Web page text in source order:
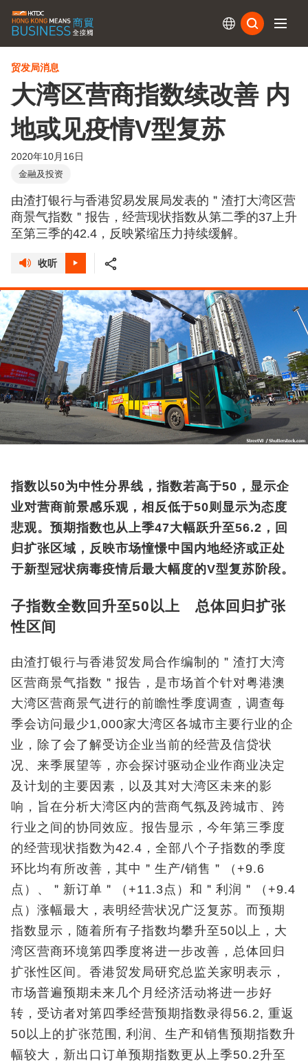
贸发局消息
大湾区营商指数续改善 内
地或见疫情V型复苏
2020年10月16日
金融及投资
由渣打银行与香港贸易发展局发表的＂渣打大湾区营
商景气指数＂报告，经营现状指数从第二季的37上升
至第三季的42.4，反映紧缩压力持续缓解。
收听
指数以50为中性分界线，指数若高于50，显示企
业对营商前景感乐观，相反低于50则显示为态度
悲观。预期指数也从上季47大幅跃升至56.2，回
归扩张区域，反映市场憧憬中国内地经济或正处
于新型冠状病毒疫情后最大幅度的V型复苏阶段。
子指数全数回升至50以上 总体回归扩张
性区间
由渣打银行与香港贸发局合作编制的＂渣打大湾
区营商景气指数＂报告，是市场首个针对粤港澳
大湾区营商景气进行的前瞻性季度调查，调查每
季会访问最少1,000家大湾区各城市主要行业的企
业，除了会了解受访企业当前的经营及信贷状
况、来季展望等，亦会探讨驱动企业作商业决定
及计划的主要因素，以及其对大湾区未来的影
响，旨在分析大湾区内的营商气氛及跨城市、跨
行业之间的协同效应。报告显示，今年第三季度
的经营现状指数为42.4，全部八个子指数的季度
环比均有所改善，其中＂生产/销售＂（+9.6
点）、＂新订单＂（+11.3点）和＂利润＂（+9.4
点）涨幅最大，表明经营状况广泛复苏。而预期
指数显示，随着所有子指数均攀升至50以上，大
湾区营商环境第四季度将进一步改善，总体回归
扩张性区间。香港贸发局研究总监关家明表示，
市场普遍预期未来几个月经济活动将进一步好
转，受访者对第四季经营预期指数录得56.2, 重返
50以上的扩张范围, 利润、生产和销售预期指数升
幅较大，新出口订单预期指数更从上季50.2升至